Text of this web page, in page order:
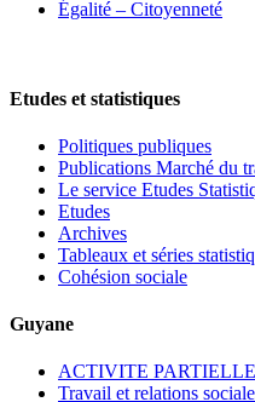
Égalité – Citoyenneté
Etudes et statistiques
Politiques publiques
Publications Marché du
Le service Etudes
Etudes
Archives
Tableaux et séries
Cohésion sociale
Guyane
ACTIVITE
Travail et relations